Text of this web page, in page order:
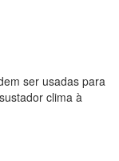
ser usadas para
clima à